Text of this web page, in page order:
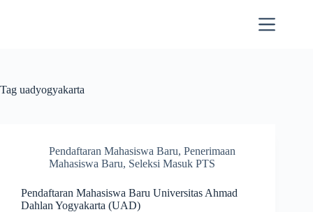
Tag uadyogyakarta
Pendaftaran Mahasiswa Baru, Penerimaan
Mahasiswa Baru, Seleksi Masuk PTS
Pendaftaran Mahasiswa Baru Universitas Ahmad
Dahlan Yogyakarta (UAD)